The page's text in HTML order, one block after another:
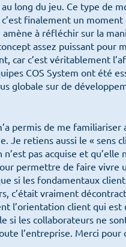
client
ADN
News
nous
vous
Newsletter
long du jeu. Ce type de
finalement un
à réfléchir sur la
assez puissant pour
car c’est véritablement
COS System ont été
globale sur de
permis de me
Je retiens aussi le « sens
pas acquise et
permettre de faire vivre
si les fondamentaux
c’était vraiment
l’orientation client qui
si les collaborateurs ne
l’entreprise. Merci pour